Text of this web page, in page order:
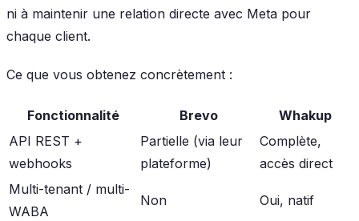
ni à maintenir une relation directe avec Meta pour
chaque client.
Ce que vous obtenez concrètement :
Fonctionnalité Brevo
Whakup
API REST +
webhooks
Partielle (via leur
plateforme)
Complète,
accès direct
Multi-tenant / multi-
WABA
Non Oui, natif